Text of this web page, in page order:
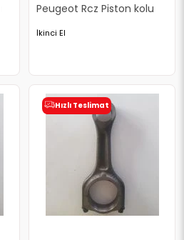
Peugeot Rcz Piston kolu
İkinci El
Hızlı Teslimat